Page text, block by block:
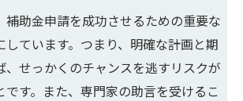
補助金申請を成功させるための重要な
ています。つまり、明確な計画と期
、せっかくのチャンスを逃すリスクが
す。また、専門家の助言を受けるこ